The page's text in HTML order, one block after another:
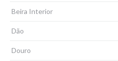
Beira Interior
Dão
Douro